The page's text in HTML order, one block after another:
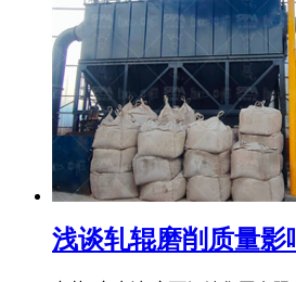
浅谈轧辊磨削质量影